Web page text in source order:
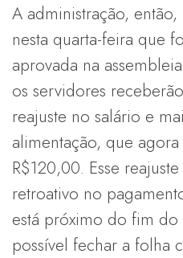
A administração,
nesta quarta-feira que
aprovada na
os servidores
reajuste no salário e
alimentação, que
R$120,00. Esse
retroativo no
está próximo do fim do
possível fechar a folha